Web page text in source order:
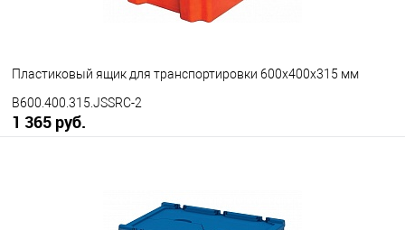
Пластиковый ящик для транспортировки 600х400х315 мм
B600.400.315.JSSRC-2
1 365 руб.
Под заказ